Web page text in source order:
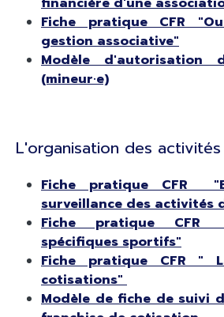
Fiche pratique CFR
gestion associative"
Modèle d'autorisation
(mineur·e)
L'organisation des
Fiche pratique CFR
surveillance des
Fiche pratique
spécifiques sportifs"
Fiche pratique CFR "
cotisations"
Modèle de fiche de suivi